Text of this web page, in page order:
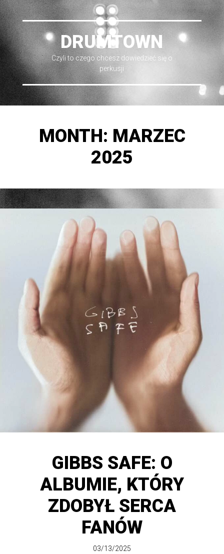
DRUMTOWN
Czyli to czego chcesz dowiedzieć się o
perkusji
MONTH: MARZEC
2025
GIBBS SAFE: O
ALBUMIE, KTÓRY
ZDOBYŁ SERCA
FANÓW
03/13/2025